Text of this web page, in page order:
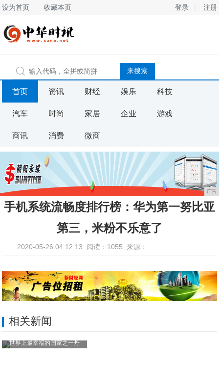
设为首页 收藏本页 登录 注册
首页 资讯 财经 娱乐 科技
汽车 时尚 家居 企业 游戏
商讯 消费 微商
广告
手机系统流畅度排行榜：华为第一努比亚
第三，米粉不乐意了
2020-05-26 04:12:13 阅读：1055 来源：
相关新闻
世界上最幸福的国家之一丹